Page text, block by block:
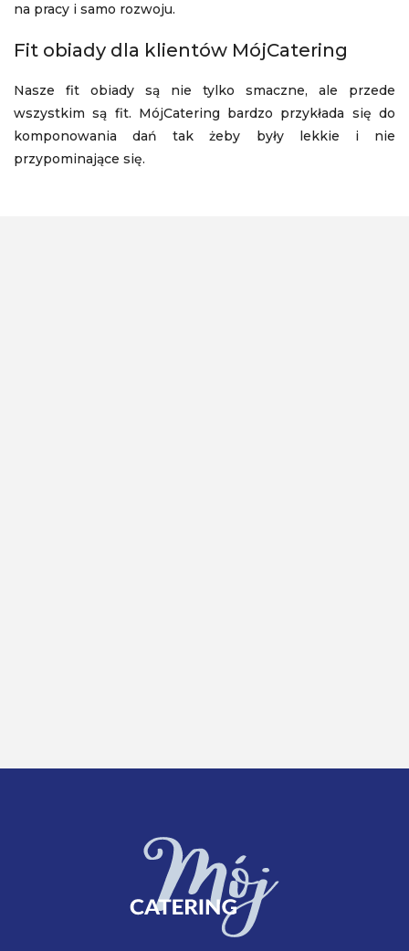
na pracy i samo rozwoju.
Fit obiady dla klientów MójCatering
Nasze fit obiady są nie tylko smaczne, ale przede
wszystkim są fit. MójCatering bardzo przykłada się do
komponowania dań tak żeby były lekkie i nie
przypominające się.